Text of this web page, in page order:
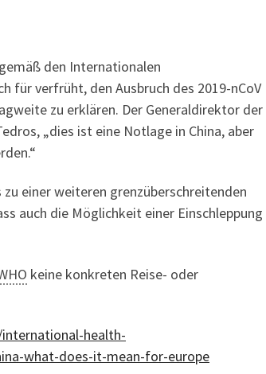
den Internationalen
für verfrüht, den Ausbruch des 2019-nCoV
zu erklären. Der Generaldirektor der
„dies ist eine Notlage in China, aber
einer weiteren grenzüberschreitenden
auch die Möglichkeit einer Einschleppung
keine konkreten Reise- oder
health-
what-does-it-mean-for-europe